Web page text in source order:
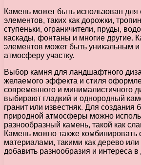
Камень может быть использован для
элементов, таких как дорожки,
ступеньки, ограничители, пруды,
каскады, фонтаны и многие другие.
элементов может быть уникальным
атмосферу участку.
Выбор камня для ландшафтного
желаемого эффекта и стиля
современного и минималистичного
выбирают гладкий и однородный
гранит или известняк. Для создания
природной атмосферы можно
разнообразный камень, такой как
Камень можно также комбинировать
материалами, такими как дерево
добавить разнообразия и интереса в